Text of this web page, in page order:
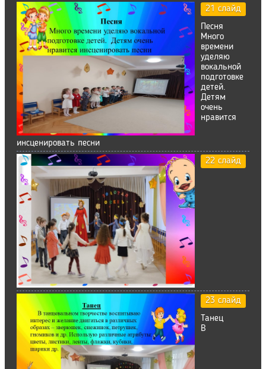
21 слайд
Песня
Много
времени
уделяю
вокальной
подготовке
детей.
Детям
очень
нравится
инсценировать песни
22 слайд
23 слайд
Танец
В